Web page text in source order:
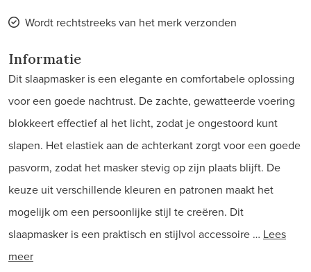
Wordt rechtstreeks van het merk verzonden
Informatie
Dit slaapmasker is een elegante en comfortabele oplossing
voor een goede nachtrust. De zachte, gewatteerde voering
blokkeert effectief al het licht, zodat je ongestoord kunt
slapen. Het elastiek aan de achterkant zorgt voor een goede
pasvorm, zodat het masker stevig op zijn plaats blijft. De
keuze uit verschillende kleuren en patronen maakt het
mogelijk om een persoonlijke stijl te creëren. Dit
slaapmasker is een praktisch en stijlvol accessoire … Lees
meer